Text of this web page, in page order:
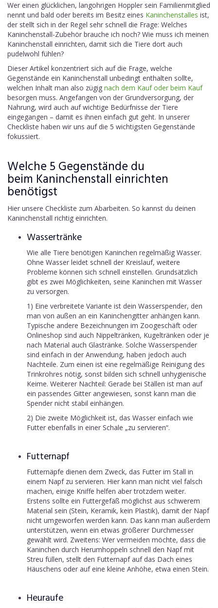
Wer einen glücklichen, langohrigen Hoppler sein Familienmitglied
nennt und bald oder bereits im Besitz eines Kaninchenstalles ist,
der stellt sich in der Regel sehr schnell die Frage: Welches
Kaninchenstall-Zubehör brauche ich noch? Wie muss ich meinen
Kaninchenstall einrichten, damit sich die Tiere dort auch
pudelwohl fühlen?
Dieser Artikel konzentriert sich auf die Frage, welche
Gegenstände ein Kaninchenstall unbedingt enthalten sollte,
welchen Inhalt man also zügig nach dem Kauf oder beim Kauf
besorgen muss. Angefangen von der Grundversorgung, der
Nahrung, wird auch auf wichtige Bedürfnisse der Tiere
eingegangen – damit es ihnen einfach gut geht. In unserer
Checkliste haben wir uns auf die 5 wichtigsten Gegenstände
fokussiert.
Welche 5 Gegenstände du
beim Kaninchenstall einrichten
benötigst
Hier unsere Checkliste zum Abarbeiten. So kannst du deinen
Kaninchenstall richtig einrichten.
Wassertränke
Wie alle Tiere benötigen Kaninchen regelmäßig Wasser.
Ohne Wasser leidet schnell der Kreislauf, weitere
Probleme können sich schnell einstellen. Grundsätzlich
gibt es zwei Möglichkeiten, seine Kaninchen mit Wasser
zu versorgen.
1) Eine verbreitete Variante ist dein Wasserspender, den
man von außen an ein Kaninchengitter anhängen kann.
Typische andere Bezeichnungen im Zoogeschäft oder
Onlineshop sind auch Nippeltränken, Kugeltränken oder je
nach Material auch Glastränke. Solche Wasserspender
sind einfach in der Anwendung, haben jedoch auch
Nachteile. Zum einen ist eine regelmäßige Reinigung des
Trinkrohres nötig, sonst bilden sich schnell unhygienische
Keime. Weiterer Nachteil: Gerade bei Ställen ist man auf
ein passendes Gitter angewiesen, sonst kann man die
Spender nicht stabil einhängen.
2) Die zweite Möglichkeit ist, das Wasser einfach wie
Futter ebenfalls in einer Schale „zu servieren“.
Futternapf
Futternäpfe dienen dem Zweck, das Futter im Stall in
einem Napf zu servieren. Hier kann man nicht viel falsch
machen, einige Kniffe helfen aber trotzdem weiter.
Erstens sollte ein Futtergefäß möglichst aus schwerem
Material sein (Stein, Keramik, kein Plastik), damit der Napf
nicht umgeworfen werden kann. Das kann man außerdem
unterstützen, wenn ein etwas größerer Durchmesser
gewählt wird. Zweitens: Wer vermeiden möchte, dass die
Kaninchen durch Herumhoppeln schnell den Napf mit
Streu füllen, stellt den Futternapf auf das Dach eines
Häuschens oder auf eine kleine Anhöhe, etwa einen Stein.
Heuraufe